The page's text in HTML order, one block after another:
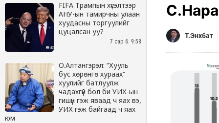
FIFA Трампын хүсэлтээр
АНУ-ын тамирчны улаан
хуудасны торгуулийг
цуцалсан уу?
7 сар 6. 9:58
О.Алтангэрэл: “Хууль
бус хөрөнгө хураах“
хуулийг батлуулж
чадахгүй бол би УИХ-ын
гишүүн гэж яваад ч яах вэ,
УИХ гэж байгаад ч яах
юм